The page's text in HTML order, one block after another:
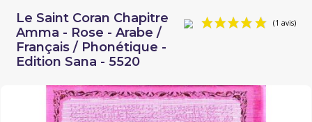
Le Saint Coran Chapitre
Amma - Rose - Arabe /
Français / Phonétique -
Edition Sana - 5520